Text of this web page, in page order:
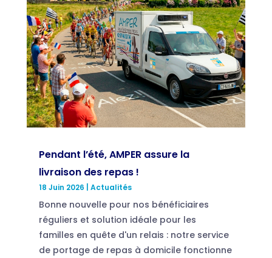
Pendant l’été, AMPER assure la
livraison des repas !
18 Juin 2026 Actualités
Bonne nouvelle pour nos bénéficiaires
réguliers et solution idéale pour les
familles en quête d'un relais : notre service
de portage de repas à domicile fonctionne